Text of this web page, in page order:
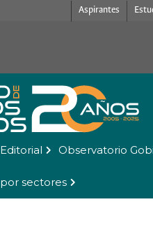
Aspirantes
Observatorio
sectores